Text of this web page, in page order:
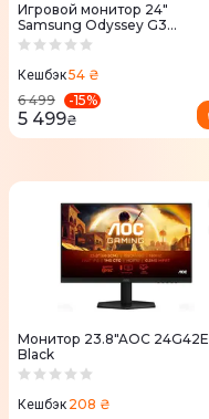
Игровой монитор 24"
Samsung Odyssey G3
LS24DG300EIXCI
Кешбэк54 ₴
6 499
-15%
5 499₴
Монитор 23.8"AOC 24G42E
Black
Кешбэк 208 ₴